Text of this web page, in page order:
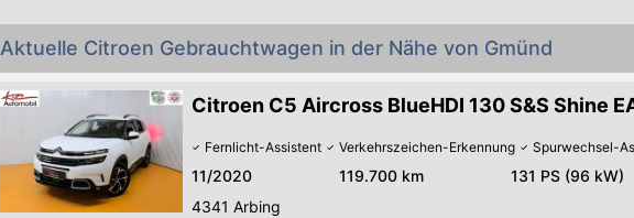
Aktuelle Citroen Gebrauchtwagen in der Nähe von Gmünd
Citroen C5 Aircross BlueHDI 130 S&S Shine
Fernlicht-Assistent Verkehrszeichen-Erkennung Spurwechsel-
11/2020 119.700 km 131 PS (96 kW)
4341 Arbing